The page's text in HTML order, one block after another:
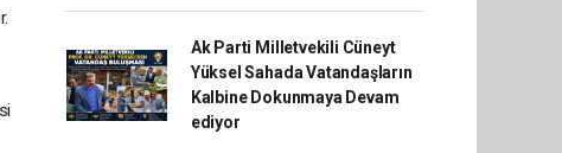
Ak Parti Milletvekili Cüneyt
Yüksel Sahada Vatandaşların
Kalbine Dokunmaya Devam
ediyor